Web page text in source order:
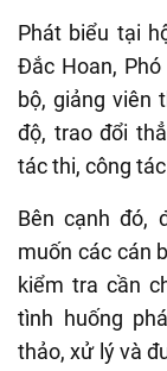
Phát biểu tại
Đắc Hoan,
bộ, giảng viên
độ, trao đổi
tác thi, công
Bên cạnh đó,
muốn các cán
kiểm tra cần
tình huống
thảo, xử lý và